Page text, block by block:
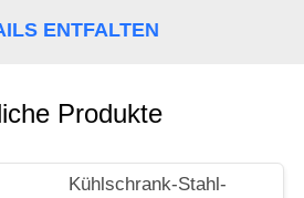
ENTFALTEN
Produkte
Kühlschrank-Stahl-